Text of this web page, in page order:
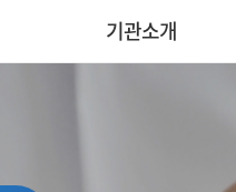
기관소개